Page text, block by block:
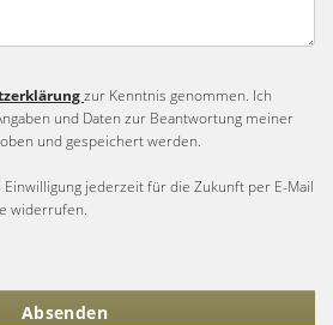
zur Kenntnis genommen. Ich
und Daten zur Beantwortung meiner
und gespeichert werden.
jederzeit für die Zukunft per E-Mail
widerrufen.
Absenden